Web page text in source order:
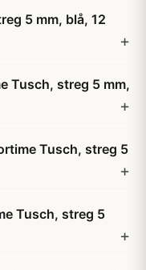
5 mm, blå, 12
Tusch, streg 5 mm,
Tusch, streg 5
Tusch, streg 5